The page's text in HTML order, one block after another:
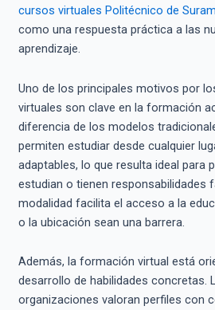
cursos virtuales Politécnico de
como una respuesta práctica a las
aprendizaje.
Uno de los principales motivos por
virtuales son clave en la formación
diferencia de los modelos
permiten estudiar desde cualquier
adaptables, lo que resulta ideal para
estudian o tienen responsabilidades
modalidad facilita el acceso a la
o la ubicación sean una barrera.
Además, la formación virtual está
desarrollo de habilidades concretas.
organizaciones valoran perfiles con